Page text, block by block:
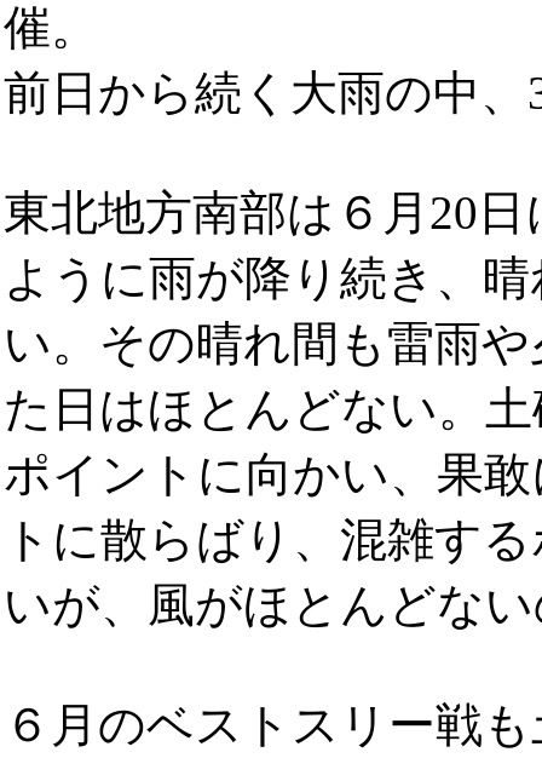
催。
前日から続く大雨の中、
東北地方南部は６月20
ように雨が降り続き、
い。その晴れ間も雷雨
た日はほとんどない。
ポイントに向かい、果
トに散らばり、混雑す
いが、風がほとんどな
６月のベストスリー戦